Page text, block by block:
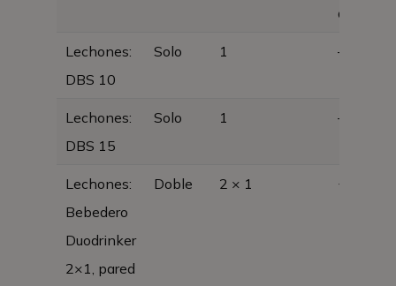
de 1/2
Lechones:
DBS 10
Solo 1 –
Lechones:
DBS 15
Solo 1 –
Lechones:
Bebedero
Duodrinker
2×1, pared
Doble 2 × 1 +